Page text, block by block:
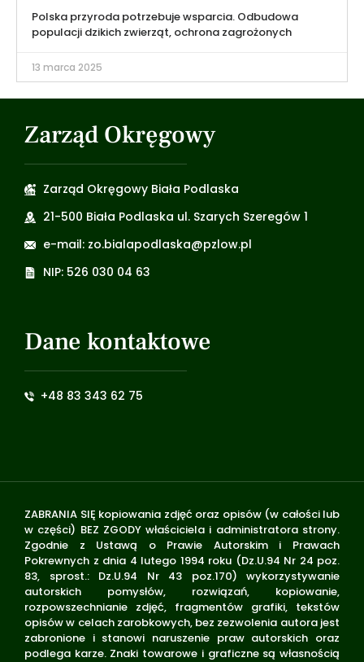
Polska przyroda potrzebuje wsparcia. Odbudowa
populacji dzikich zwierząt, ochrona zagrożonych
13 marca 2025
Zarząd Okręgowy
Zarząd Okręgowy Biała Podlaska
21-500 Biała Podlaska ul. Szarych Szeregów 1
e-mail: zo.bialapodlaska@pzlow.pl
NIP: 526 030 04 63
Dane kontaktowe
+48 83 343 62 75
ZABRANIA SIĘ kopiowania zdjęć oraz opisów (w całości lub
w części) BEZ ZGODY właściciela i administratora strony.
Zgodnie z Ustawą o Prawie Autorskim i Prawach
Pokrewnych z dnia 4 lutego 1994 roku (Dz.U.94 Nr 24 poz.
83, sprost.: Dz.U.94 Nr 43 poz.170) wykorzystywanie
autorskich pomysłów, rozwiązań, kopiowanie,
rozpowszechnianie zdjęć, fragmentów grafiki, tekstów
opisów w celach zarobkowych, bez zezwolenia autora jest
zabronione i stanowi naruszenie praw autorskich oraz
podlega karze. Znaki towarowe i graficzne są własnością